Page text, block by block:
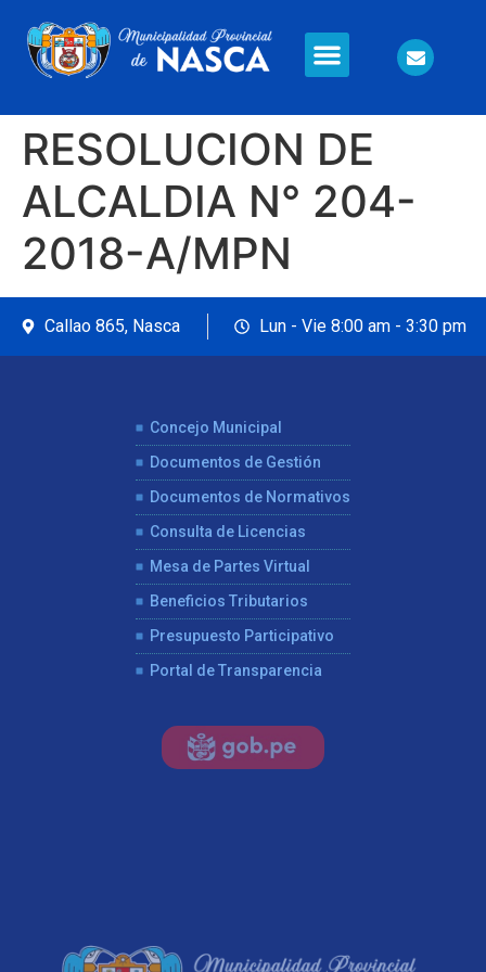
RESOLUCION DE
ALCALDIA N° 204-
2018-A/MPN
Callao 865, Nasca Lun - Vie 8:00 am - 3:30 pm
Concejo Municipal
Documentos de Gestión
Documentos de Normativos
Consulta de Licencias
Mesa de Partes Virtual
Beneficios Tributarios
Presupuesto Participativo
Portal de Transparencia